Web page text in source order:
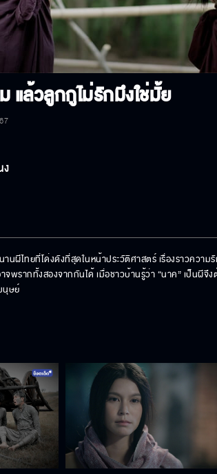
แล้วลูกกูไม่รักมึงใช่มั้ย
นผีไทยที่โด่งดังที่สุดในหน้าประวัติศาสตร์ เรื่องราวความ
พรากทั้งสองจากกันได้ เมื่อชาวบ้านรู้ว่า “นาค” เป็นผีจึ
นุษย์